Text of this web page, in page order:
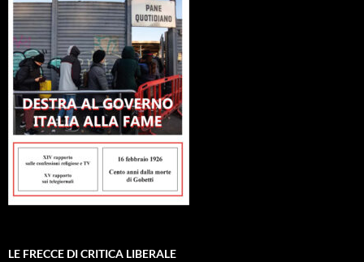
LE FRECCE DI CRITICA LIBERALE